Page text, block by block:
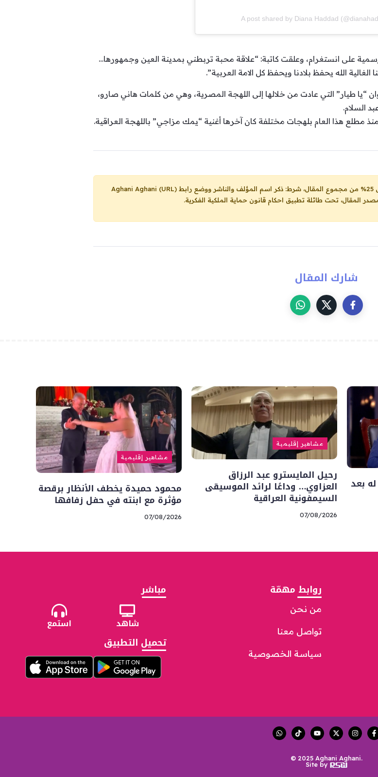
A post shared by Diana Haddad
على انستغرام، وعلقت كاتبة: “علاقة محبة تربطني بمدينة العين وجمهورها…
الغالية الله يحفظ بلادنا ويحفظ كل الامة العربية”.
“يا طيار” التي عادت من خلالها إلى اللهجة المصرية، وهي من كلمات هاني صارو،
السلام.
مطلع هذا العام بلهجات مختلفة كان آخرها أغنية “يمك مزاجي” باللهجة العراقية.
Aghani Aghani (URL)
المقال، تحت طائلة تطبيق احكام قانون حماية الملكية الفكرية.
شارك المقال
بعد
مشاهير إقليمية
رحيل المايسترو عبد الرزاق
العزاوي… وداعًا لرائد الموسيقى
السيمفونية العراقية
07/08/2026
مشاهير إقليمية
محمود حميدة يخطف الأنظار برقصة
مؤثرة مع ابنته في حفل زفافها
07/08/2026
روابط مهمّة
من نحن
تواصل معنا
سياسة الخصوصية
مباشر
شاهد استمع
تحميل التطبيق
© 2025 Aghani Aghani.
Site by